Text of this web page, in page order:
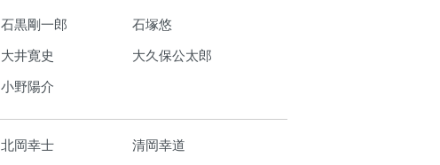
石黒剛一郎
石塚悠
大井寛史
大久保公太郎
小野陽介
北岡幸士
清岡幸道